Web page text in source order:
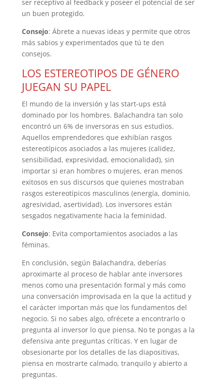
ser receptivo al feedback y poseer el potencial de ser
un buen protegido.
Consejo: Ábrete a nuevas ideas y permite que otros
más sabios y experimentados que tú te den
consejos.
LOS ESTEREOTIPOS DE GÉNERO
JUEGAN SU PAPEL
El mundo de la inversión y las start-ups está
dominado por los hombres. Balachandra tan solo
encontró un 6% de inversoras en sus estudios.
Aquellos emprendedores que exhibían rasgos
estereotípicos asociados a las mujeres (calidez,
sensibilidad, expresividad, emocionalidad), sin
importar si eran hombres o mujeres, eran menos
exitosos en sus discursos que quienes mostraban
rasgos estereotípicos masculinos (energía, dominio,
agresividad, asertividad). Los inversores están
sesgados negativamente hacia la feminidad.
Consejo: Evita comportamientos asociados a las
féminas.
En conclusión, según Balachandra, deberías
aproximarte al proceso de hablar ante inversores
menos como una presentación formal y más como
una conversación improvisada en la que la actitud y
el carácter importan más que los fundamentos del
negocio. Si no sabes algo, ofrécete a encontrarlo o
pregunta al inversor lo que piensa. No te pongas a la
defensiva ante preguntas críticas. Y en lugar de
obsesionarte por los detalles de las diapositivas,
piensa en mostrarte calmado, tranquilo y abierto a
preguntas.